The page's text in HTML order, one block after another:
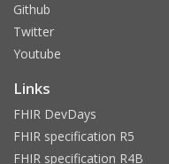
Github
Twitter
Youtube
Links
FHIR DevDays
FHIR specification R5
FHIR specification R4B